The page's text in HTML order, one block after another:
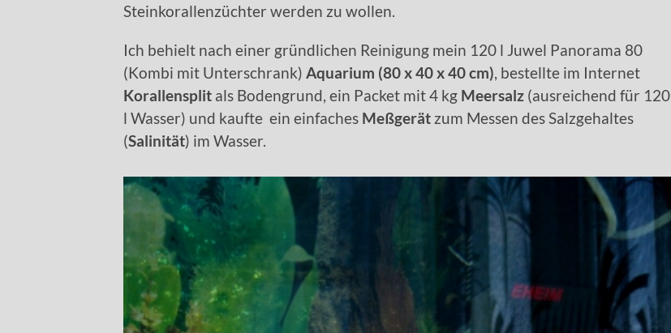
Steinkorallenzüchter werden zu wollen.
Ich behielt nach einer gründlichen Reinigung mein 120 l Juwel Panorama 80
(Kombi mit Unterschrank) Aquarium (80 x 40 x 40 cm), bestellte im Internet
Korallensplit als Bodengrund, ein Packet mit 4 kg Meersalz (ausreichend für 120
l Wasser) und kaufte ein einfaches Meßgerät zum Messen des Salzgehaltes
(Salinität) im Wasser.